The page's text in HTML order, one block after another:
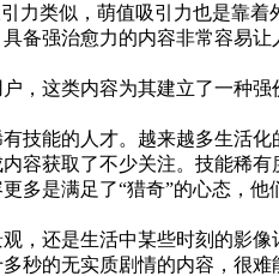
力类似，萌值吸引力也是靠着
备强治愈力的内容非常容易
，这类内容为其建立了一种强
技能的人才。越来越多生活
容获取了不少关注。技能稀
多是满足了“猎奇”的心态，
，还是生活中某些时刻的影
秒的无实质剧情的内容，很